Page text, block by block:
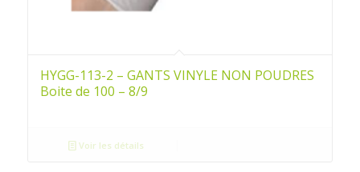
HYGG-113-2 – GANTS VINYLE NON POUDRES
Boite de 100 – 8/9
Voir les détails